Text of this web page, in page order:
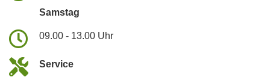
Samstag
09.00 - 13.00 Uhr
Service